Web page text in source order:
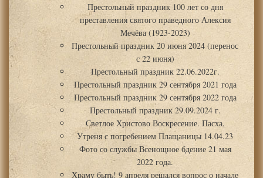
Престольный праздник 100 лет со дня
преставления святого праведного Алексия
Мечёва (1923-2023)
Престольный праздник 20 июня 2024 (перенос
с 22 июня)
Престольный праздник 22.06.2022г.
Престольный праздник 29 сентября 2021 года
Престольный праздник 29 сентября 2022 года
Престольный праздник 29.09.2024 г.
Светлое Христово Воскресение. Пасха.
Утреня с погребением Плащаницы 14.04.23
Фото со службы Всенощное бдение 21 мая
2022 года.
Храму быть! 9 апреля решался вопрос о начале